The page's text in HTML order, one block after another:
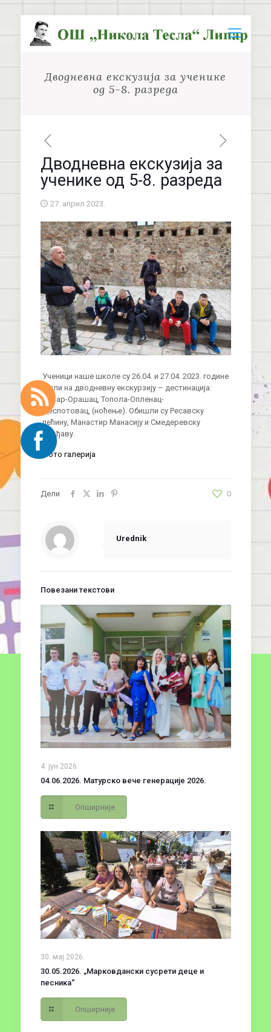
Дводневна екскузија за ученике
од 5-8. разреда
Дводневна екскузија за
ученике од 5-8. разреда
27. април 2023.
Ученици наше школе су 26.04. и 27.04. 2023. године
ишли на дводневну екскурзију – дестинација:
Липар-Орашац, Топола-Опленац-
Деспотовац, (ноћење). Обишли су Ресавску
пећину, Манастир Манасију и Смедеревску
тврђаву.
Фото галерија
Дели 0
Urednik
Повезани текстови
4. јун 2026.
04.06.2026. Матурско вече генерације 2026.
Опширније
30. мај 2026.
30.05.2026. „Марковдански сусрети деце и
песника“
Опширније